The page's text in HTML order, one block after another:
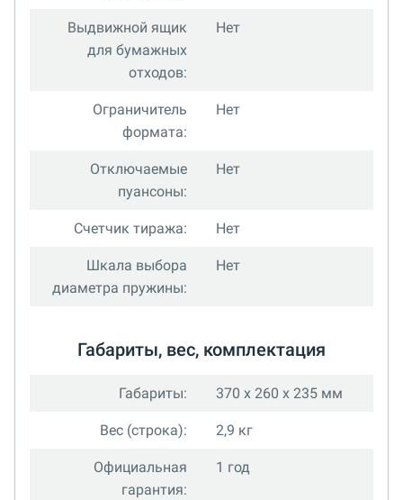
Выдвижной ящик
для бумажных
отходов:
Нет
Ограничитель
формата:
Нет
Отключаемые
пуансоны:
Нет
Счетчик тиража: Нет
Шкала выбора
диаметра пружины:
Нет
Габариты, вес, комплектация
Габариты: 370 x 260 x 235 мм
Вес (строка): 2,9 кг
Официальная
гарантия:
1 год